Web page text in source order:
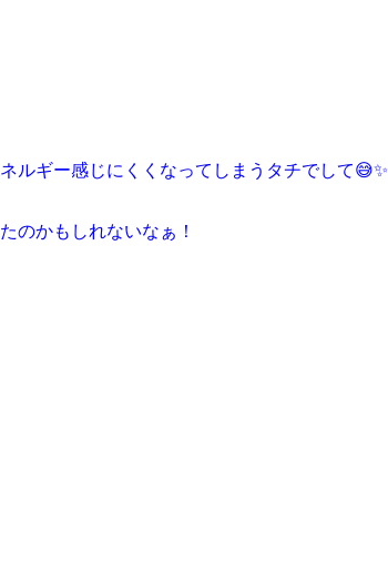
ルギー感じにくくなってしまうタチでして😅✨
のかもしれないなぁ！